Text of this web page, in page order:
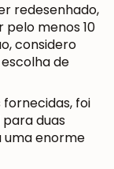
redesenhado,
pelo menos 10
considero
de
foi
duas
uma enorme